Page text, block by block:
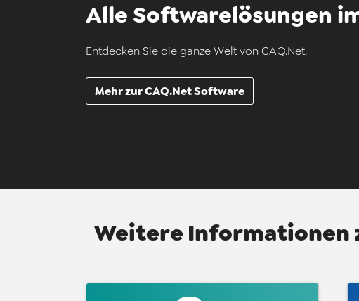
Alle Softwarelösungen
Entdecken Sie die ganze Welt von CAQ.Net.
Mehr zur CAQ.Net Software
Weitere Informationen